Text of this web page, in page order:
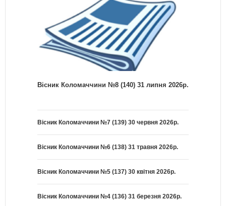
Вісник Коломаччини №8 (140) 31 липня 2026р.
Вісник Коломаччини №7 (139) 30 червня 2026р.
Вісник Коломаччини №6 (138) 31 травня 2026р.
Вісник Коломаччини №5 (137) 30 квітня 2026р.
Вісник Коломаччини №4 (136) 31 березня 2026р.